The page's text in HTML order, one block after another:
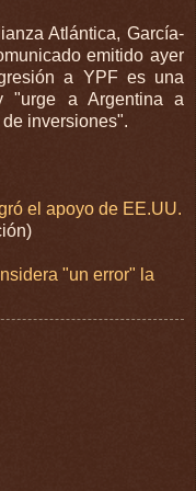
Atlántica, García-
emitido ayer
a YPF es una
"urge a Argentina a
inversiones".
el apoyo de EE.UU.
"un error" la